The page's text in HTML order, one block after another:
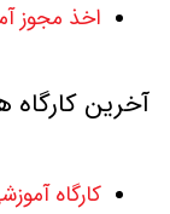
اخذ مجوز
آخرین کارگاه
کارگاه